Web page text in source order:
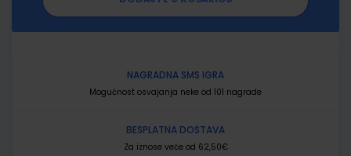
NAGRADNA SMS IGRA
Mogućnost osvajanja neke od 101 nagrade
BESPLATNA DOSTAVA
Za iznose veće od 62,50€